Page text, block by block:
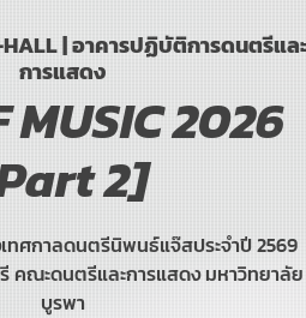
| อาคารปฏิบัติการดนตรีและ
การแสดง
MUSIC 2026
2]
ทศกาลดนตรีนิพนธ์แจ๊สประจำปี 2569
คณะดนตรีและการแสดง มหาวิทยาลัย
บูรพา